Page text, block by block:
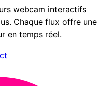
webcam interactifs
Chaque flux offre une
en temps réel.